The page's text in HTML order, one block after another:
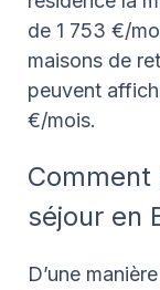
de 1 753 €/
maisons de
peuvent
€/mois.
Comment
séjour en
D’une